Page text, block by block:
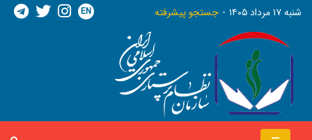
شنبه ١٧ مرداد ١٤٠٥ جستجو پیشرفته EN